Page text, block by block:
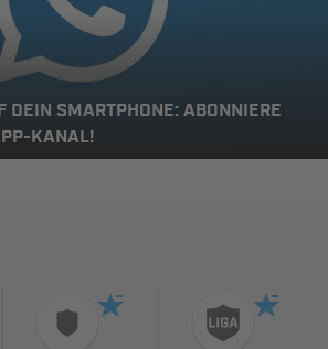
DEIN SMARTPHONE: ABONNIERE
KANAL!